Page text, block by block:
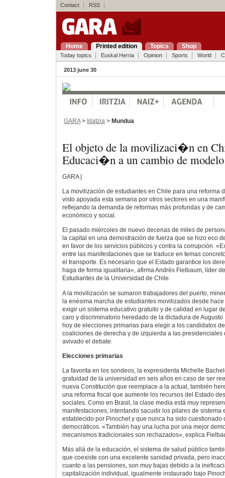
Contact RSS
Home Printed edition Topics Shop
Today topics Euskal Herria Opinion Sports World
2013 june 30
GARA> Idatzia > Mundua
El objeto de la movilizaci�n en
Educaci�n a un cambio de
GARA |
La movilización de estudiantes en Chile para una reforma
visto apoyada esta semana por otros sectores en una
reflejando la demanda de reformas más profundas y de
económico y social.
El pasado miércoles de nuevo decenas de miles de
la capital en una demostración de fuerza que se hizo eco
en favor de los servicios públicos y contra la corrupción.
entre las manifestaciones que se traduce en temas
el transporte. Es necesario que el Estado garantice los
haga de forma igualitaria», afirma Andrés Fielbaum, líder
Estudiantes de la Universidad de Chile.
A la movilización se sumaron trabajadores del puerto,
la enésima marcha de estudiantes movilizados desde
exigir un sistema educativo gratuito y de calidad en lugar
caro y discriminatorio heredado de la dictadura de
hoy de elecciones primarias para elegir a los candidatos
coaliciones de derecha y de izquierda a las presidenciales
avivado el debate.
Elecciones primarias
La favorita en los sondeos, la expresidenta Michelle
gratuidad de la universidad en seis años en caso de ser
nueva Constitución que reemplace a la actual, también
una reforma fiscal que aumente los recursos del Estado
sociales. Como en Brasil, la clase media está muy
manifestaciones, intentando sacudir los pilares de sistema
establecido por Pinochet y que nunca ha sido cuestionado
democráticos. «También hay una lucha por una mejor
mecanismos tradicionales son rechazados», explica
Más allá de la educación, el sistema de salud público
que coexiste con una excelente sanidad privada, pero
cuanto a las pensiones, son muy bajas debido a la
capitalización individual, igualmente instaurado bajo